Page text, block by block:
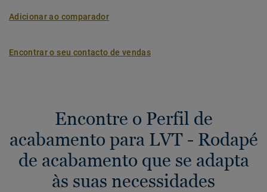
Adicionar ao comparador
Encontrar o seu contacto de vendas
Encontre o Perfil de
acabamento para LVT - Rodapé
de acabamento que se adapta
às suas necessidades